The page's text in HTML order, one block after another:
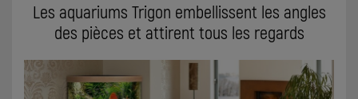
Les aquariums Trigon embellissent les angles
des pièces et attirent tous les regards